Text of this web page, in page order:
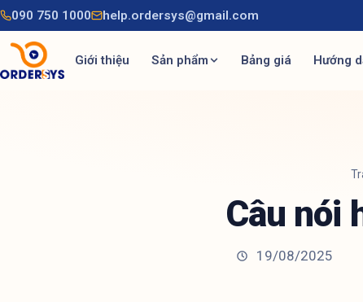
090 750 1000 help.ordersys@gmail.com
Giới thiệu Sản phẩm Bảng giá Hướng
Câu nói
19/08/2025